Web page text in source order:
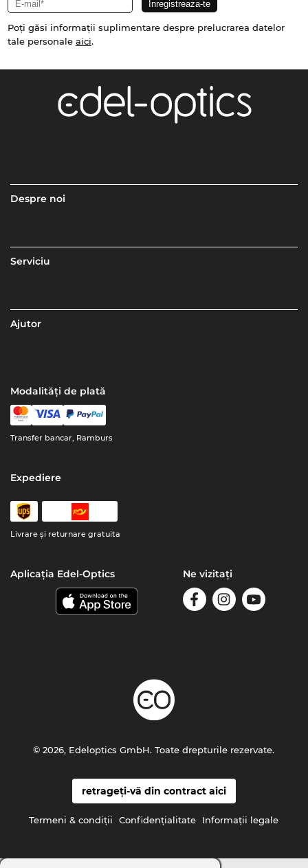
Poți găsi informații suplimentare despre prelucrarea datelor
tale personale aici.
Despre noi
Serviciu
Ajutor
Modalități de plată
Transfer bancar, Ramburs
Expediere
Livrare şi returnare gratuita
Aplicația Edel-Optics Ne vizitați
retrageți-vă din contract aici
Termeni & condiţii Confidenţialitate Informaţii legale
© 2026, Edeloptics GmbH. Toate drepturile rezervate.